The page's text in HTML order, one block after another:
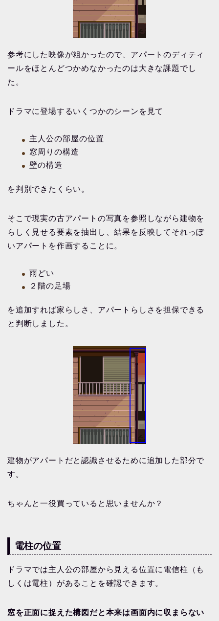
参考にした映像が粗かったので、アパートのディティ
ールをほとんどつかめなかったのは大きな課題でし
た。
ドラマに登場するいくつかのシーンを見て
主人公の部屋の位置
窓周りの構造
壁の構造
を判別できたくらい。
そこで現実の古アパートの写真を参照しながら建物を
らしく見せる要素を抽出し、結果を反映してそれっぽ
いアパートを作画することに。
雨どい
２階の足場
を追加すれば家らしさ、アパートらしさを担保できる
と判断しました。
建物がアパートだと認識させるために追加した部分で
す。
ちゃんと一役買っていると思いませんか？
電柱の位置
ドラマでは主人公の部屋から見える位置に電信柱（も
しくは電柱）があることを確認できます。
窓を正面に捉えた構図だと本来は画面内に収まらない